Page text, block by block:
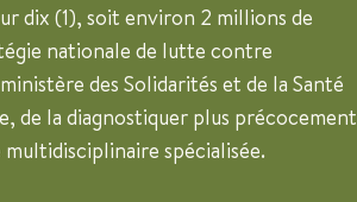
dix (1), soit environ 2 millions de
nationale de lutte contre
des Solidarités et de la Santé
de la diagnostiquer plus précocement
spécialisée.